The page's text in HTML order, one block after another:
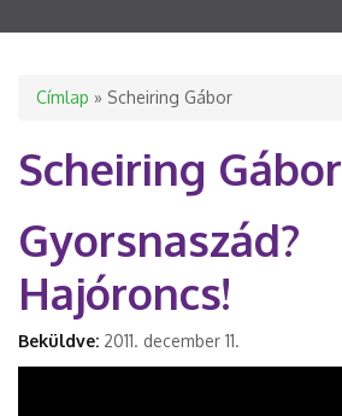
Jelenlegi hely
Címlap » Scheiring Gábor
Scheiring Gábor
Gyorsnaszád?
Hajóroncs!
Beküldve: 2011. december 11.